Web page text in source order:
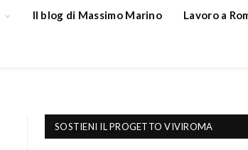
Il blog di Massimo Marino Lavoro a
SOSTIENI IL PROGETTO VIVIROMA